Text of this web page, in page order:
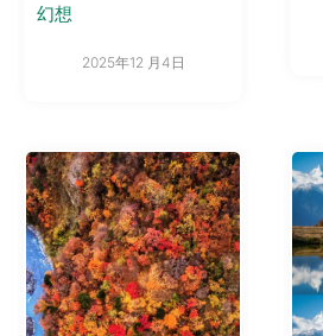
幻想
2025年12 月4日